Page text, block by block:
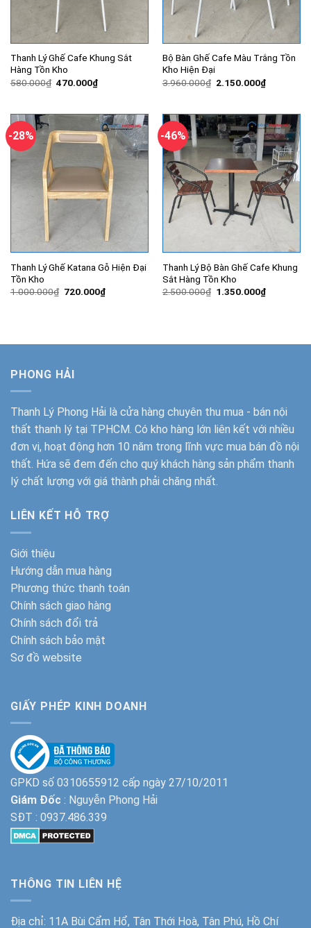
Thanh Lý Ghế Cafe Khung Sắt
Hàng Tồn Kho
580.000₫ Giá
470.000₫Giá
hiện
470.000₫.
Bộ Bàn Ghế Cafe Màu Trắng Tồn
Kho Hiện Đại
3.960.000₫ Giá
2.150.000₫Giá
hiện
-28%
Thanh Lý Ghế Katana Gỗ Hiện Đại
Tồn Kho
1.000.000₫ Giá
720.000₫Giá
hiện
-46%
Thanh Lý Bộ Bàn Ghế Cafe Khung
Sắt Hàng Tồn Kho
2.500.000₫ Giá
1.350.000₫Giá
hiện
PHONG HẢI
Thanh Lý Phong Hải là cửa hàng chuyên thu mua - bán nội
thất thanh lý tại TPHCM. Có kho hàng lớn liên kết với nhiều
đơn vị, hoạt động hơn 10 năm trong lĩnh vực mua bán đồ nội
thất. Hứa sẽ đem đến cho quý khách hàng sản phẩm thanh
lý chất lượng với giá thành phải chăng nhất.
LIÊN KẾT HỖ TRỢ
Giới thiệu
Hướng dẫn mua hàng
Phương thức thanh toán
Chính sách giao hàng
Chính sách đổi trả
Chính sách bảo mật
Sơ đồ website
GIẤY PHÉP KINH DOANH
GPKD số 0310655912 cấp ngày 27/10/2011
Giám Đốc : Nguyễn Phong Hải
SĐT : 0937.486.339
THÔNG TIN LIÊN HỆ
Địa chỉ: 11A Bùi Cẩm Hổ, Tân Thới Hoà, Tân Phú, Hồ Chí